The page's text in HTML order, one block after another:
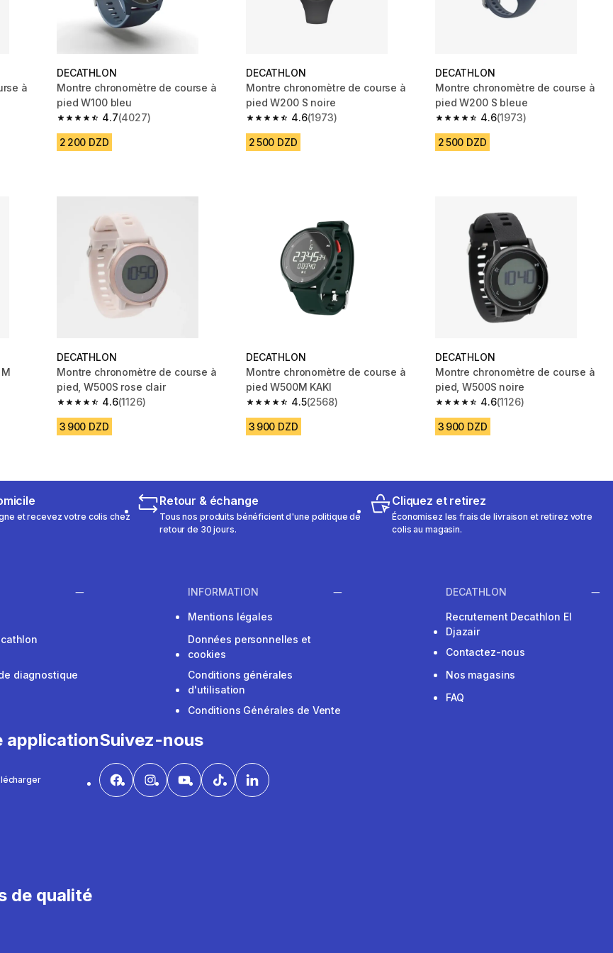
à
DECATHLON
Montre chronomètre de course à
pied W100 bleu
4.7
4.7 out of 5 stars from 4027 reviews
(4027)
2 200 DZD
DECATHLON
Montre chronomètre de course à
pied W200 S noire
4.6
4.6 out of 5 stars from 1973 reviews
(1973)
2 500 DZD
DECATHLON
Montre chronomètre de course à
pied W200 S bleue
4.6
4.6 out of 5 stars from 1973 reviews
(1973)
2 500 DZD
DECATHLON
Montre chronomètre de course à
pied, W500S rose clair
4.6
4.6 out of 5 stars from 1126 reviews
(1126)
3 900 DZD
DECATHLON
Montre chronomètre de course à
pied W500M KAKI
4.5
4.5 out of 5 stars from 2568 reviews
(2568)
3 900 DZD
DECATHLON
Montre chronomètre de course à
pied, W500S noire
4.6
4.6 out of 5 stars from 1126 reviews
(1126)
3 900 DZD
et recevez votre colis chez
Retour & échange
Tous nos produits bénéficient d'une politique de
retour de 30 jours.
Cliquez et retirez
Économisez les frais de livraison et retirez votre
colis au magasin.
diagnostique
INFORMATION
Mentions légales
Données personnelles et
cookies
Conditions générales
d'utilisation
Conditions Générales de Vente
DECATHLON
Recrutement Decathlon El
Djazair
Contactez-nous
Nos magasins
FAQ
applicationSuivez-nous
de qualité